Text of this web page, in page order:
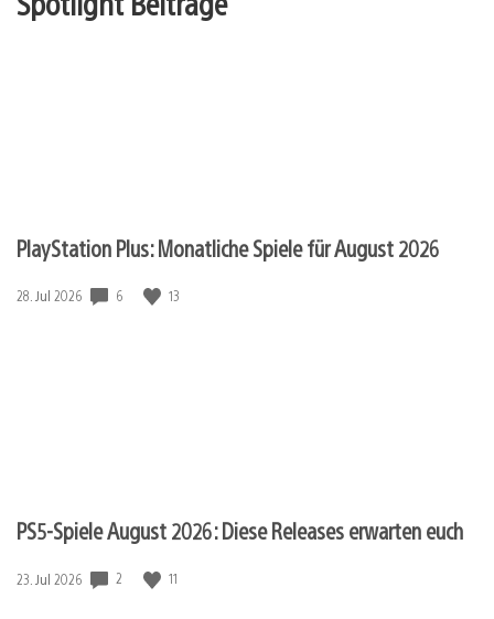
PlayStation Plus: Monatliche Spiele für August 2026
Veröffentlichungsdatum:
28. Jul 2026 6 13
PS5-Spiele August 2026: Diese Releases erwarten euch
Veröffentlichungsdatum:
23. Jul 2026 2 11